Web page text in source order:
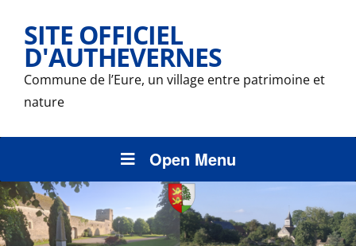
SITE OFFICIEL
D'AUTHEVERNES
Commune de l’Eure, un village entre patrimoine et
nature
Open Menu